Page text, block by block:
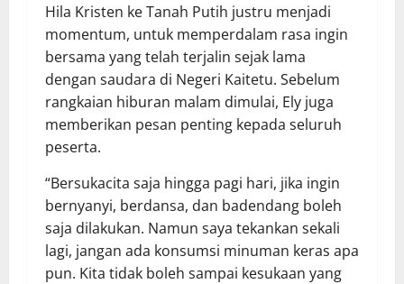
Hila Kristen ke Tanah Putih justru menjadi
momentum, untuk memperdalam rasa ingin
bersama yang telah terjalin sejak lama
dengan saudara di Negeri Kaitetu. Sebelum
rangkaian hiburan malam dimulai, Ely juga
memberikan pesan penting kepada seluruh
peserta.
“Bersukacita saja hingga pagi hari, jika ingin
bernyanyi, berdansa, dan badendang boleh
saja dilakukan. Namun saya tekankan sekali
lagi, jangan ada konsumsi minuman keras apa
pun. Kita tidak boleh sampai kesukaan yang